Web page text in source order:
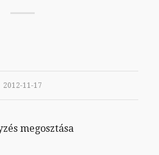
2012-11-17
megosztása